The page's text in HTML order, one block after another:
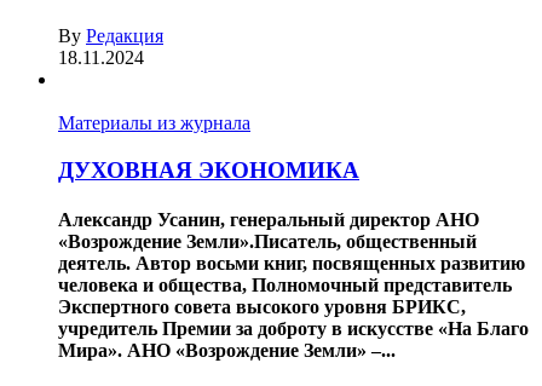
By Редакция
18.11.2024
Материалы из журнала
ДУХОВНАЯ ЭКОНОМИКА
Александр Усанин, генеральный директор АНО
«Возрождение Земли».Писатель, общественный
деятель. Автор восьми книг, посвященных развитию
человека и общества, Полномочный представитель
Экспертного совета высокого уровня БРИКС,
учредитель Премии за доброту в искусстве «На Благо
Мира». АНО «Возрождение Земли» –...